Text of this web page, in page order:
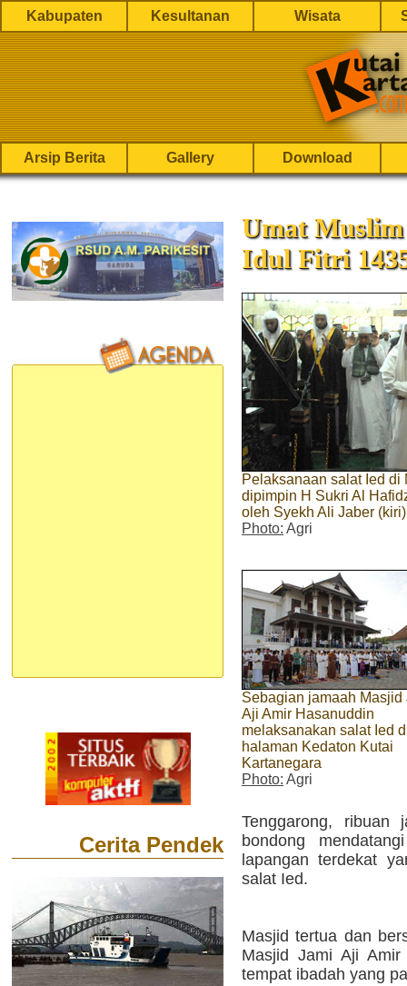
Kabupaten Kesultanan Wisata
Arsip Berita Gallery Download
Cerita Pendek
Umat
Idul Fitri
Pelaksanaan salat Ied
dipimpin H Sukri Al
oleh Syekh Ali Jaber (kiri)
Photo: Agri
Sebagian jamaah Masjid
Aji Amir Hasanuddin
melaksanakan salat Ied
halaman Kedaton Kutai
Kartanegara
Photo: Agri
Tenggarong, ribuan
bondong
lapangan terdekat
salat Ied.
Masjid tertua dan
Masjid Jami Aji
tempat ibadah yang